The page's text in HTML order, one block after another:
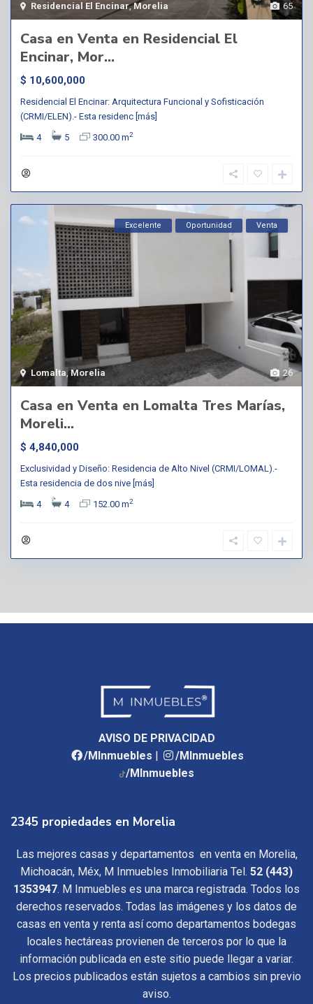
65
Residencial El Encinar,Morelia
Casa en Venta en Residencial El
Encinar, Mor...
$ 10,600,000
Residencial El Encinar: Arquitectura Funcional y Sofisticación
(CRMI/ELEN).- Esta residenc [más]
4
5 300.00 m2
26
Lomalta,Morelia
Excelente Oportunidad Venta
Casa en Venta en Lomalta Tres Marías,
Moreli...
$ 4,840,000
Exclusividad y Diseño: Residencia de Alto Nivel (CRMI/LOMAL).-
Esta residencia de dos nive [más]
4
4 152.00 m2
AVISO DE PRIVACIDAD
/MInmuebles |
/MInmuebles
/MInmuebles
2345 propiedades en Morelia
Las mejores casas y departamentos en venta en Morelia,
Michoacán, Méx, M Inmuebles Inmobiliaria Tel. 52 (443)
1353947. M Inmuebles es una marca registrada. Todos los
derechos reservados. Todas las imágenes y los datos de
casas en venta y renta así como departamentos bodegas
locales hectáreas provienen de terceros por lo que la
información publicada en este sitio puede llegar a variar.
Los precios publicados están sujetos a cambios sin previo
aviso.